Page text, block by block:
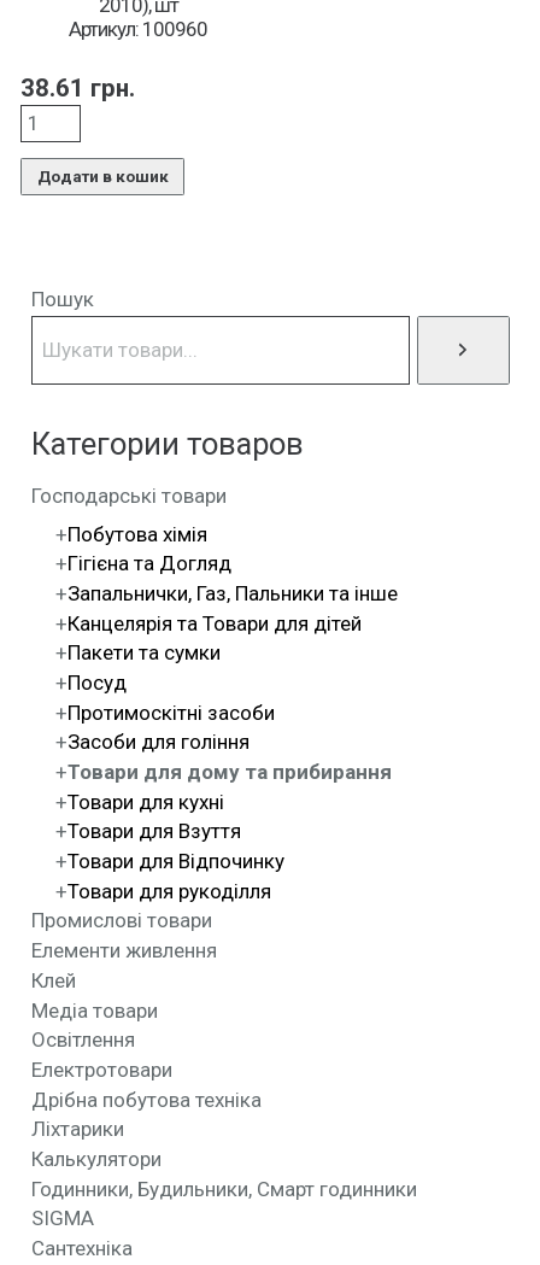
Артикул: 100960
38.61 грн.
Додати в кошик
Пошук
Категории товаров
Господарські товари
Побутова хімія
Гігієна та Догляд
Запальнички, Газ, Пальники та інше
Канцелярія та Товари для дітей
Пакети та сумки
Посуд
Протимоскітні засоби
Засоби для гоління
Товари для дому та прибирання
Товари для кухні
Товари для Взуття
Товари для Відпочинку
Товари для рукоділля
Промислові товари
Елементи живлення
Клей
Медіа товари
Освітлення
Електротовари
Дрібна побутова техніка
Ліхтарики
Калькулятори
Годинники, Будильники, Смарт годинники
SIGMA
Сантехніка